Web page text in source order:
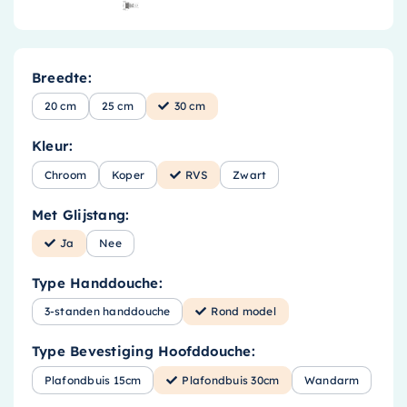
Breedte:
20 cm 25 cm 30 cm
Kleur:
Chroom Koper RVS Zwart
Met Glijstang:
Ja Nee
Type Handdouche:
3-standen handdouche Rond model
Type Bevestiging Hoofddouche:
Plafondbuis 15cm Plafondbuis 30cm Wandarm